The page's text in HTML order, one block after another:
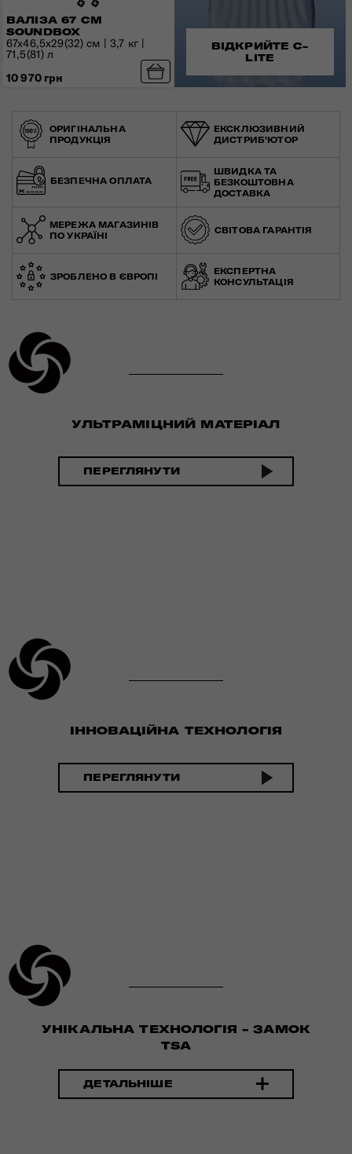
ВАЛІЗА 67 СМ
SOUNDBOX
67x46,5x29(32) см | 3,7 кг |
71,5(81) л
10 970 грн
ВІДКРИЙТЕ C-
LITE
ОРИГІНАЛЬНА
ПРОДУКЦІЯ
ЕКСКЛЮЗИВНИЙ
ДИСТРИБ'ЮТОР
БЕЗПЕЧНА ОПЛАТА
ШВИДКА ТА
БЕЗКОШТОВНА
ДОСТАВКА
МЕРЕЖА МАГАЗИНІВ
ПО УКРАЇНІ
СВІТОВА ГАРАНТІЯ
ЗРОБЛЕНО В ЄВРОПІ
ЕКСПЕРТНА
КОНСУЛЬТАЦІЯ
УЛЬТРАМІЦНИЙ МАТЕРІАЛ
ПЕРЕГЛЯНУТИ
ІННОВАЦІЙНА ТЕХНОЛОГІЯ
ПЕРЕГЛЯНУТИ
УНІКАЛЬНА ТЕХНОЛОГІЯ - ЗАМОК
TSA
ДЕТАЛЬНІШЕ